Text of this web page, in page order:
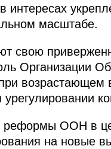
масштабе.
свою
Организации
возрастающем
реформы ООН в
на новые